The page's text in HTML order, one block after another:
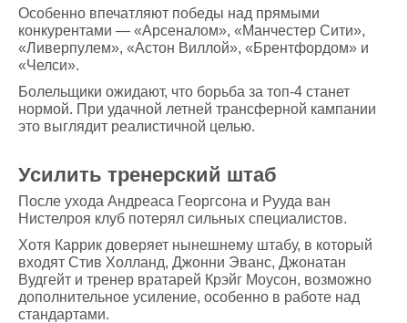
Особенно впечатляют победы над прямыми
конкурентами — «Арсеналом», «Манчестер Сити»,
«Ливерпулем», «Астон Виллой», «Брентфордом» и
«Челси».
Болельщики ожидают, что борьба за топ-4 станет
нормой. При удачной летней трансферной кампании
это выглядит реалистичной целью.
Усилить тренерский штаб
После ухода Андреаса Георгсона и Рууда ван
Нистелроя клуб потерял сильных специалистов.
Хотя Каррик доверяет нынешнему штабу, в который
входят Стив Холланд, Джонни Эванс, Джонатан
Вудгейт и тренер вратарей Крэйг Моусон, возможно
дополнительное усиление, особенно в работе над
стандартами.